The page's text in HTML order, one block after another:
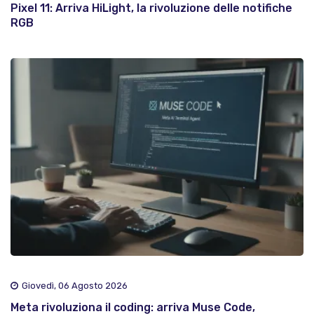
Pixel 11: Arriva HiLight, la rivoluzione delle notifiche
RGB
Giovedì, 06 Agosto 2026
Meta rivoluziona il coding: arriva Muse Code,